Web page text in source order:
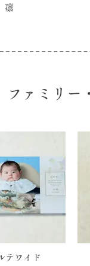
凛
ファミリー
テワイド